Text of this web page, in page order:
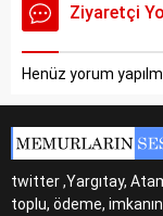
Ziyaretçi
Henüz yorum
twitter ,Yargıtay,
toplu, ödeme,